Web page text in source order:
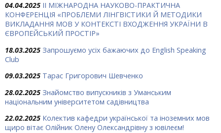
04.04.2025 ІІ МІЖНАРОДНА НАУКОВО-ПРАКТИЧНА
КОНФЕРЕНЦІЯ «ПРОБЛЕМИ ЛІНГВІСТИКИ Й МЕТОДИКИ
ВИКЛАДАННЯ МОВ У КОНТЕКСТІ ВХОДЖЕННЯ УКРАЇНИ В
ЄВРОПЕЙСЬКИЙ ПРОСТІР»
18.03.2025 Запрошуємо усіх бажаючих до English Speaking
Club
09.03.2025 Тарас Григорович Шевченко
28.02.2025 Знайомство випускників з Уманським
національним університетом садівництва
22.02.2025 Колектив кафедри української та іноземних мов
щиро вітає Олійник Олену Олександрівну з ювілеєм!